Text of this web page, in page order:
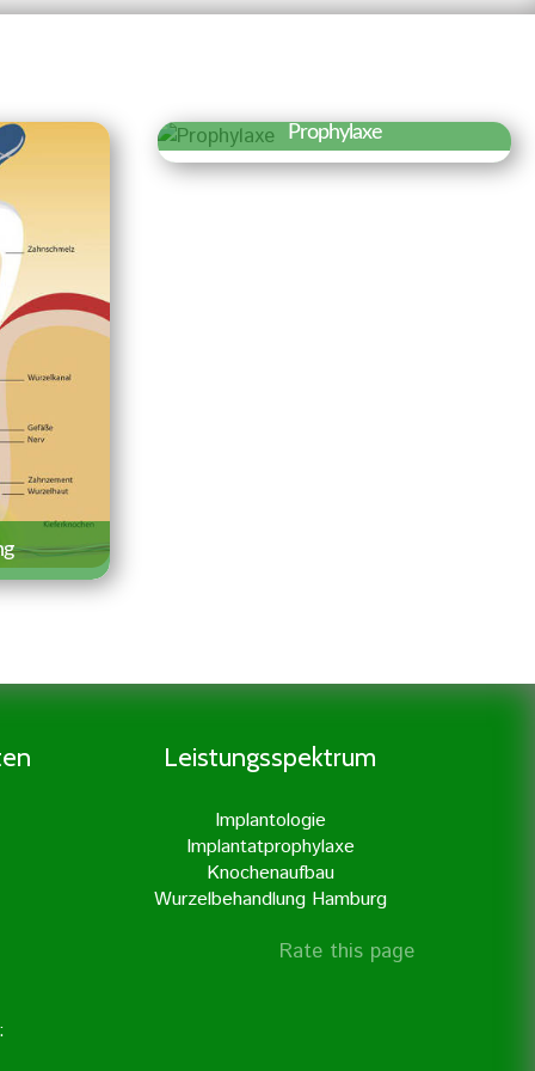
Dies
Prophylaxe
Erfahren Sie mehr »
Leistungsspektrum
Implantologie
Implantatprophylaxe
Knochenaufbau
Wurzelbehandlung Hamburg
Rate this page